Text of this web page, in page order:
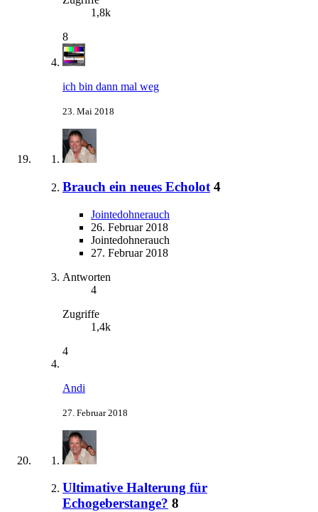
1,8k
8
ich bin dann mal weg
23. Mai 2018
Brauch ein neues Echolot 4
Jointedohnerauch
26. Februar 2018
Jointedohnerauch
27. Februar 2018
Antworten
4
Zugriffe
1,4k
4
Andi
27. Februar 2018
Ultimative Halterung für
Echogeberstange? 8